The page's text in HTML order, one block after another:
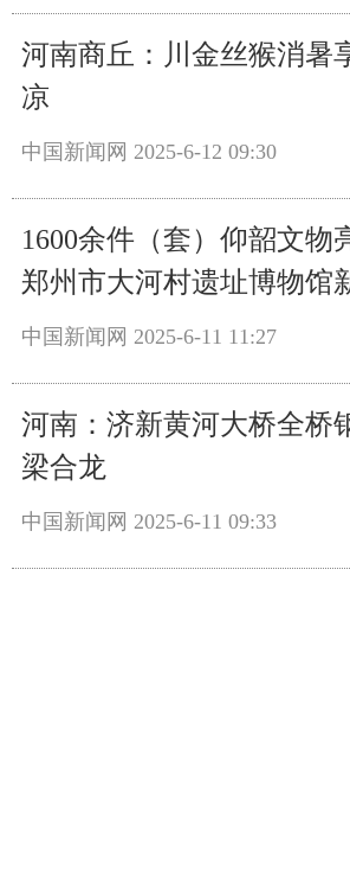
河南商丘：川金丝猴消暑
凉
中国新闻网 2025-6-12 09:30
1600余件（套）仰韶文物
郑州市大河村遗址博物馆
中国新闻网 2025-6-11 11:27
河南：济新黄河大桥全桥
梁合龙
中国新闻网 2025-6-11 09:33